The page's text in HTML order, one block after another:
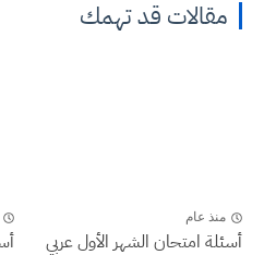
مقالات قد تهمك
منذ عام
أسئلة امتحان الشهر الأول عربي